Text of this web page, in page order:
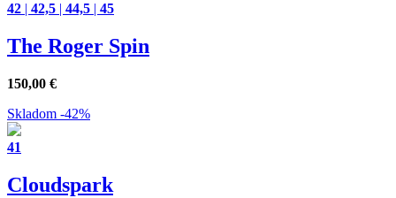
42 | 42,5 | 44,5 | 45
The Roger Spin
150,00 €
Skladom -42%
41
Cloudspark